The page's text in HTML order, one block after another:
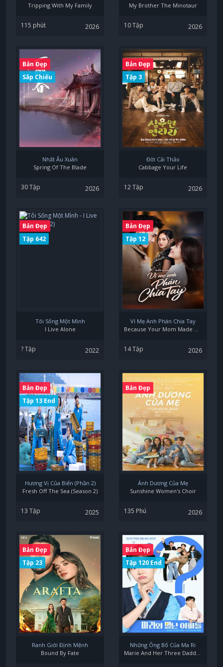
Tripping With My Family
115 phút 2026
My Brother The Minotaur
10 Tập 2026
Bản Đẹp
Sắp Chiếu
Nhất Âu Xuân
Spring Of The Blade
30 Tập 2026
Bản Đẹp
Tập 3
Đời Cải Thảo
Cabbage Your Life
12 Tập 2026
Bản Đẹp
Tập 642
Tôi Sống Một Mình
I Live Alone
? Tập 2022
Bản Đẹp
Tập 12
Vì Mẹ Anh Phán Chia Tay
Because Your Mom Made Us Break Up
14 Tập 2026
Bản Đẹp
Tập 13 End
Hương Vị Của Biển (Phần 2)
Fresh Off The Sea (Season 2)
13 Tập 2025
Bản Đẹp
Ánh Dương Của Mẹ
Sunshine Women's Choir
135 Phú 2026
Bản Đẹp
Tập 23
Ranh Giới Định Mệnh
Bound By Fate
Bản Đẹp
Tập 120 End
Những Ông Bố Của Ma Ri
Marie And Her Three Daddies